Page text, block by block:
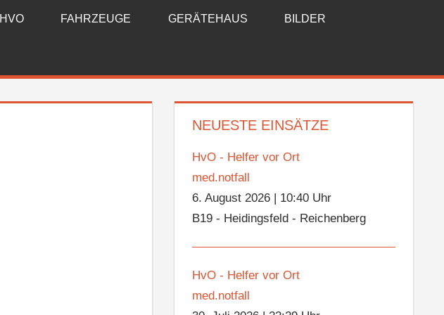
HVO FAHRZEUGE GERÄTEHAUS BILDER
NEUESTE EINSÄTZE
HvO - Helfer vor Ort
med.notfall
6. August 2026
10:40 Uhr
B19 - Heidingsfeld - Reichenberg
HvO - Helfer vor Ort
med.notfall